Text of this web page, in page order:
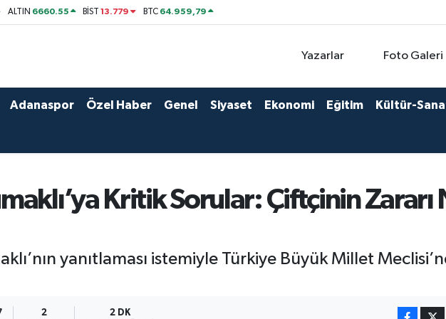
ALTIN 6660.55 BİST13.779 BTC 64.959,79
Yazarlar Foto Galeri
Adanaspor Özel Haber Genel Siyaset Ekonomi Eğitim Kültür-
Kritik Sorular: Çiftçinin Zararı
yanıtlaması istemiyle Türkiye Büyük Millet
2 2 DK